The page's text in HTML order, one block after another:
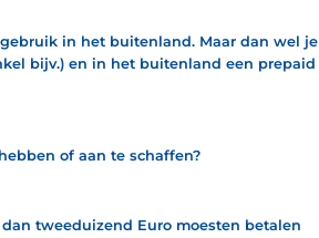
in het buitenland. Maar dan wel je
bijv.) en in het buitenland een prepaid
of aan te schaffen?
tweeduizend Euro moesten betalen